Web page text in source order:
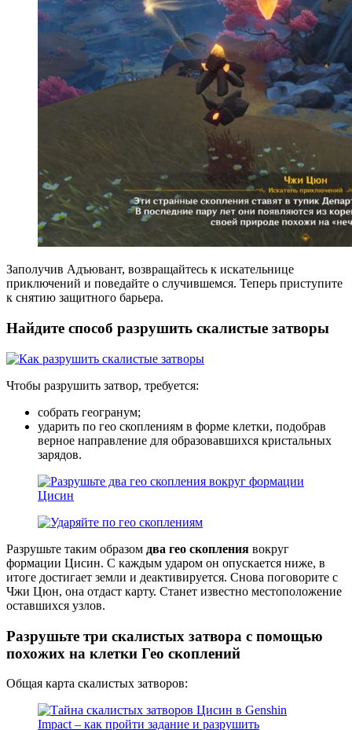
Заполучив Адъювант, возвращайтесь к искательнице
приключений и поведайте о случившемся. Теперь приступите
к снятию защитного барьера.
Найдите способ разрушить скалистые затворы
Чтобы разрушить затвор, требуется:
собрать геогранум;
ударить по гео скоплениям в форме клетки, подобрав
верное направление для образовавшихся кристальных
зарядов.
Разрушьте таким образом два гео скопления вокруг
формации Цисин. С каждым ударом он опускается ниже, в
итоге достигает земли и деактивируется. Снова поговорите с
Чжи Цюн, она отдаст карту. Станет известно местоположение
оставшихся узлов.
Разрушьте три скалистых затвора с помощью
похожих на клетки Гео скоплений
Общая карта скалистых затворов: